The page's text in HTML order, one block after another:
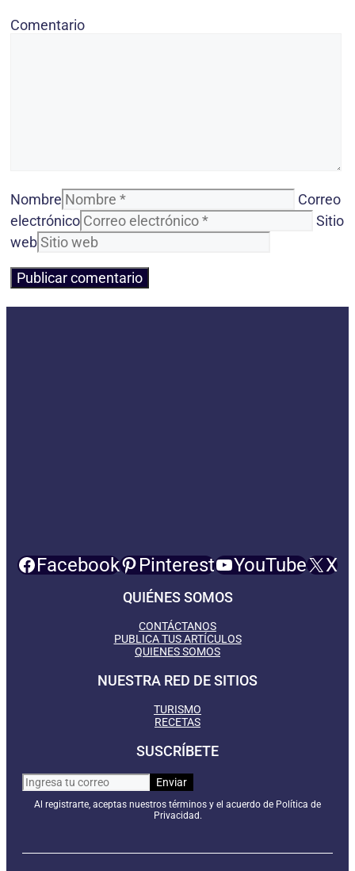
Comentario
Nombre
Correo
electrónico
Sitio
web
Facebook Pinterest YouTube X
QUIÉNES SOMOS
CONTÁCTANOS
PUBLICA TUS ARTÍCULOS
QUIENES SOMOS
NUESTRA RED DE SITIOS
TURISMO
RECETAS
SUSCRÍBETE
Al registrarte, aceptas nuestros términos y el acuerdo de Política de
Privacidad.